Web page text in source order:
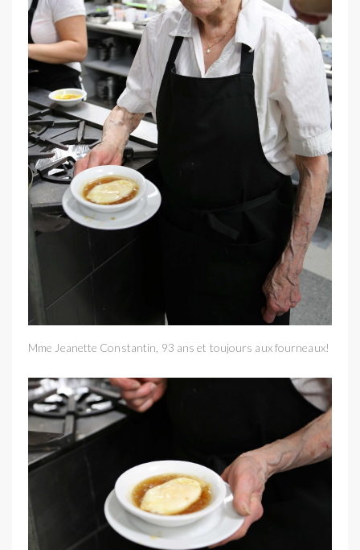
Mme Jeanette Constantin, 93 ans et toujours aux fourneaux!